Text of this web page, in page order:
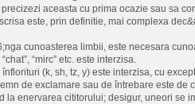
aceasta cu prima ocazie sau sa
este, prin definitie, mai complexa
cunoasterea limbii, este necesara
“mirc” etc. este interzisa.
(k, sh, tz, y) este interzisa, cu
de exclamare sau de întrebare este de
la enervarea cititorului; desigur, uneori se